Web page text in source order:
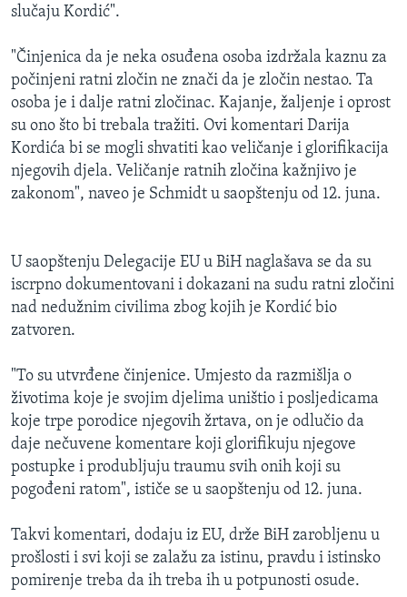
slučaju Kordić".
"Činjenica da je neka osuđena osoba izdržala kaznu za
počinjeni ratni zločin ne znači da je zločin nestao. Ta
osoba je i dalje ratni zločinac. Kajanje, žaljenje i oprost
su ono što bi trebala tražiti. Ovi komentari Darija
Kordića bi se mogli shvatiti kao veličanje i glorifikacija
njegovih djela. Veličanje ratnih zločina kažnjivo je
zakonom", naveo je Schmidt u saopštenju od 12. juna.
U saopštenju Delegacije EU u BiH naglašava se da su
iscrpno dokumentovani i dokazani na sudu ratni zločini
nad nedužnim civilima zbog kojih je Kordić bio
zatvoren.
"To su utvrđene činjenice. Umjesto da razmišlja o
životima koje je svojim djelima uništio i posljedicama
koje trpe porodice njegovih žrtava, on je odlučio da
daje nečuvene komentare koji glorifikuju njegove
postupke i produbljuju traumu svih onih koji su
pogođeni ratom", ističe se u saopštenju od 12. juna.
Takvi komentari, dodaju iz EU, drže BiH zarobljenu u
prošlosti i svi koji se zalažu za istinu, pravdu i istinsko
pomirenje treba da ih treba ih u potpunosti osude.